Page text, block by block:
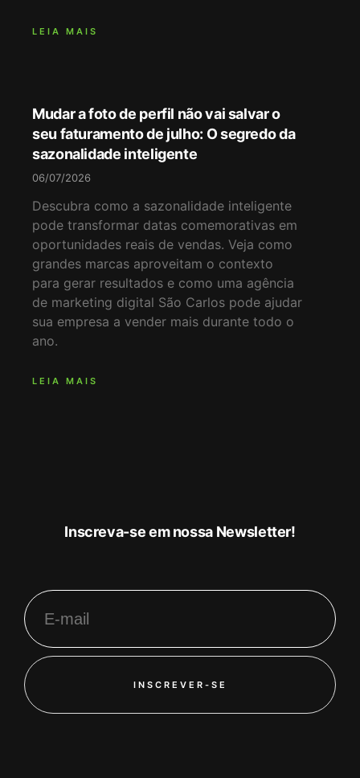
LEIA MAIS
Mudar a foto de perfil não vai salvar o
seu faturamento de julho: O segredo da
sazonalidade inteligente
06/07/2026
Descubra como a sazonalidade inteligente
pode transformar datas comemorativas em
oportunidades reais de vendas. Veja como
grandes marcas aproveitam o contexto
para gerar resultados e como uma agência
de marketing digital São Carlos pode ajudar
sua empresa a vender mais durante todo o
ano.
LEIA MAIS
Inscreva-se em nossa Newsletter!
INSCREVER-SE